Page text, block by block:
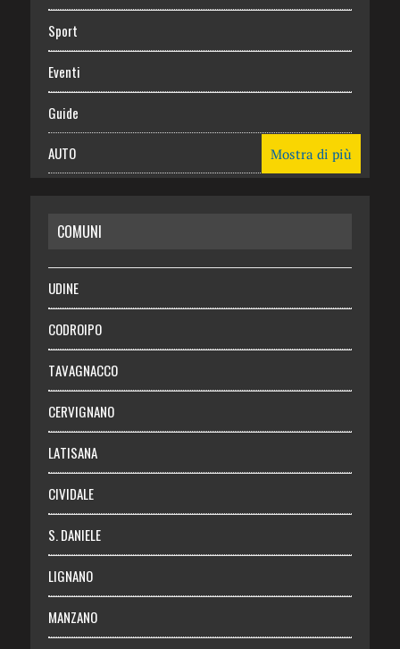
Sport
Eventi
Guide
AUTO
RISPARMIO
SALUTE
Necrologie
Chi siamo
Abbonati
Login
Mostra di più
COMUNI
UDINE
CODROIPO
TAVAGNACCO
CERVIGNANO
LATISANA
CIVIDALE
S. DANIELE
LIGNANO
MANZANO